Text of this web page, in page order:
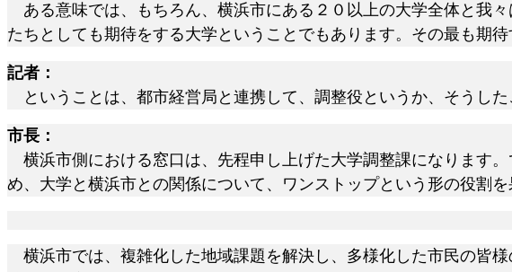
ある意味では、もちろん、横浜市にある２０以上の大学全体と我
たちとしても期待をする大学ということでもあります。その最も期
記者：
ということは、都市経営局と連携して、調整役というか、そうし
市長：
横浜市側における窓口は、先程申し上げた大学調整課になります
め、大学と横浜市との関係について、ワンストップという形の役割
横浜市では、複雑化した地域課題を解決し、多様化した市民の皆